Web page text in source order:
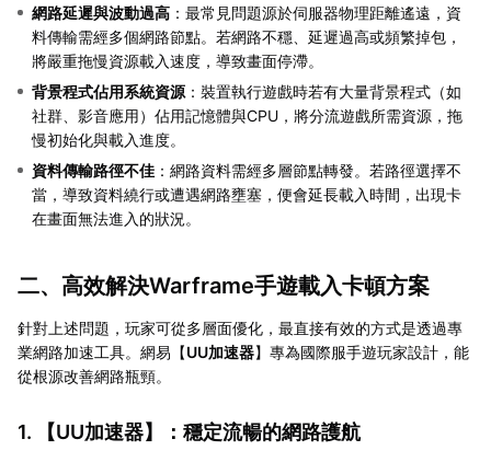
網路延遲與波動過高 ：最常見問題源於伺服器物理距離遙遠，資
料傳輸需經多個網路節點。若網路不穩、延遲過高或頻繁掉包，
將嚴重拖慢資源載入速度，導致畫面停滯。
背景程式佔用系統資源 ：裝置執行遊戲時若有大量背景程式（如
社群、影音應用）佔用記憶體與CPU，將分流遊戲所需資源，拖
慢初始化與載入進度。
資料傳輸路徑不佳 ：網路資料需經多層節點轉發。若路徑選擇不
當，導致資料繞行或遭遇網路壅塞，便會延長載入時間，出現卡
在畫面無法進入的狀況。
二、高效解決Warframe手遊載入卡頓方案
針對上述問題，玩家可從多層面優化，最直接有效的方式是透過專
業網路加速工具。網易【UU加速器】專為國際服手遊玩家設計，能
從根源改善網路瓶頸。
1. 【UU加速器】：穩定流暢的網路護航